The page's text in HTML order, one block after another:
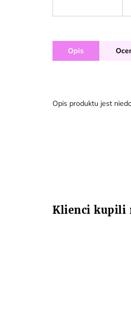
Opis
Opis produktu jest